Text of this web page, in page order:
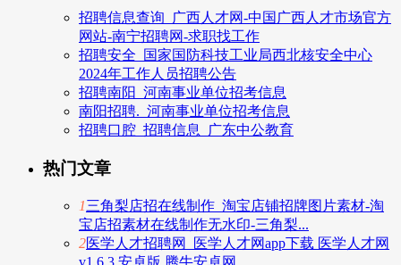
招聘信息查询_广西人才网-中国广西人才市场官方
网站-南宁招聘网-求职找工作
招聘安全_国家国防科技工业局西北核安全中心
2024年工作人员招聘公告
招聘南阳_河南事业单位招考信息
南阳招聘._河南事业单位招考信息
招聘口腔_招聘信息_广东中公教育
热门文章
1三角梨店招在线制作_淘宝店铺招牌图片素材-淘
宝店招素材在线制作无水印-三角梨...
2医学人才招聘网_医学人才网app下载 医学人才网
v1.6.3 安卓版 腾牛安卓网